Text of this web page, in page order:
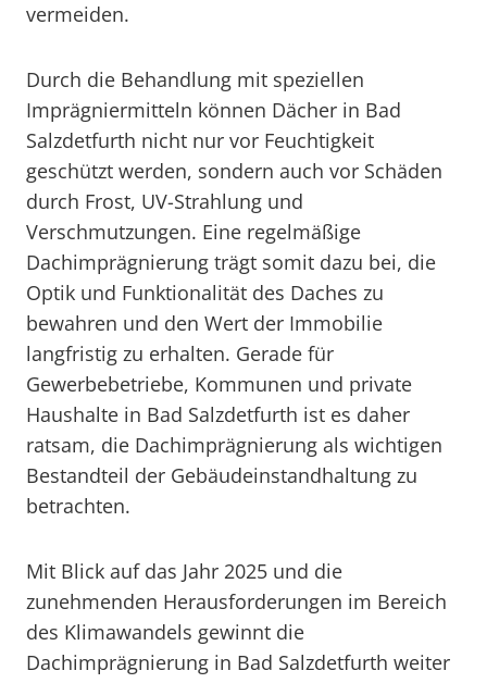
vermeiden.
Durch die Behandlung mit speziellen
Imprägniermitteln können Dächer in Bad
Salzdetfurth nicht nur vor Feuchtigkeit
geschützt werden, sondern auch vor Schäden
durch Frost, UV-Strahlung und
Verschmutzungen. Eine regelmäßige
Dachimprägnierung trägt somit dazu bei, die
Optik und Funktionalität des Daches zu
bewahren und den Wert der Immobilie
langfristig zu erhalten. Gerade für
Gewerbebetriebe, Kommunen und private
Haushalte in Bad Salzdetfurth ist es daher
ratsam, die Dachimprägnierung als wichtigen
Bestandteil der Gebäudeinstandhaltung zu
betrachten.
Mit Blick auf das Jahr 2025 und die
zunehmenden Herausforderungen im Bereich
des Klimawandels gewinnt die
Dachimprägnierung in Bad Salzdetfurth weiter